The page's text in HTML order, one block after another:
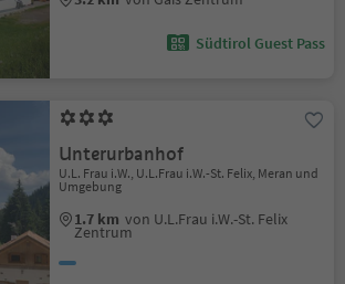
Südtirol Guest Pass
Unterurbanhof
U.L. Frau i.W., U.L.Frau i.W.-St. Felix, Meran und
Umgebung
1.7 km von U.L.Frau i.W.-St. Felix
Zentrum